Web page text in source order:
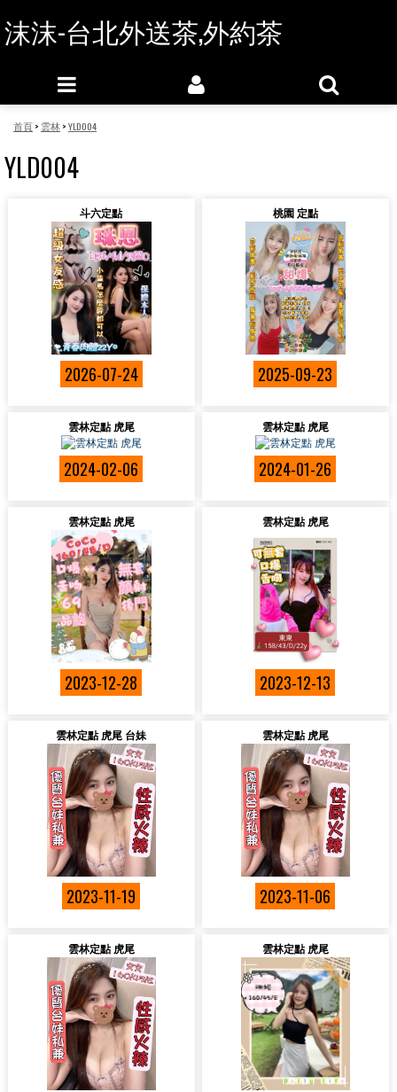
沫沫-台北外送茶,外約茶
首頁> 雲林>YLD004
YLD004
斗六定點
2026-07-24
桃園 定點
2025-09-23
雲林定點 虎尾
2024-02-06
雲林定點 虎尾
2024-01-26
雲林定點 虎尾
2023-12-28
雲林定點 虎尾
2023-12-13
雲林定點 虎尾 台妹
2023-11-19
雲林定點 虎尾
2023-11-06
雲林定點 虎尾 雲林定點 虎尾